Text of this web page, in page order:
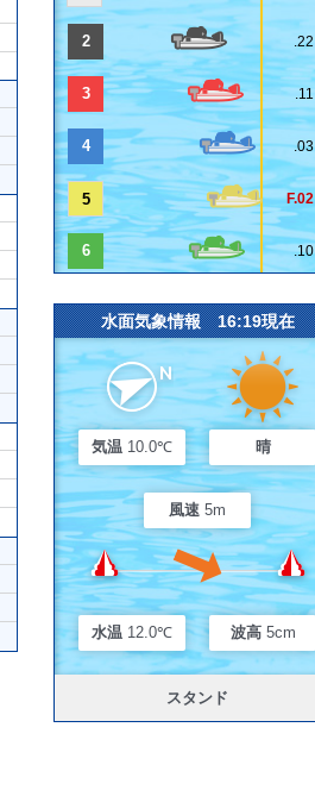
2 .22
3 .11
4 .03
5 F.02
6 .10
水面気象情報 16:19現在
気温 10.0℃ 晴
風速 5m
水温 12.0℃ 波高 5cm
スタンド